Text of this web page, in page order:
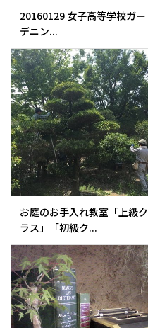
20160129 女子高等学校ガー
デニン...
お庭のお手入れ教室「上級ク
ラス」「初級ク...